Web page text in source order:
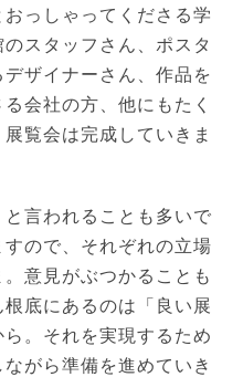
っしゃってくださる学
スタッフさん、ポスタ
ザイナーさん、作品を
会社の方、他にもたく
覧会は完成していきま
言われることも多いで
ので、それぞれの立場
意見がぶつかることも
底にあるのは「良い展
。それを実現するため
がら準備を進めていき